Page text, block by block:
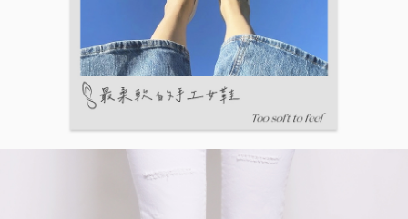
時審查核予不同之上限額度；若仍有額度不足之情形，本公司將視審查結果
５．嚴禁一人註冊多個帳號或使用他人資訊註冊。若發現惡意使用之情形，
恩沛科技股份有限公司將有權停止該用戶之使用額度並採取法律行動。